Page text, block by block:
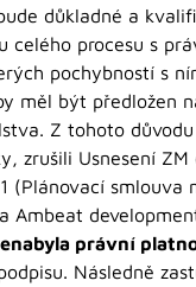
důkladné a
celého procesu s
pochybností s
měl být předložen
Z tohoto
zrušili Usnesení ZM
(Plánovací smlouva
Ambeat
právní
Následně